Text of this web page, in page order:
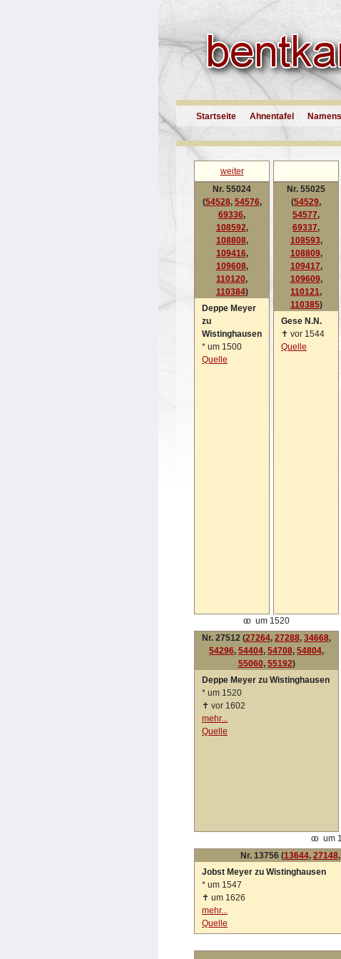
Startseite Ahnentafel
weiter
Nr. 55024
(54528, 54576,
69336,
108592,
108808,
109416,
109608,
110120,
110384)
Deppe Meyer
zu
Wistinghausen
* um 1500
Quelle
Nr. 55025
(54529,
54577,
69337,
108593,
108809,
109417,
109609,
110121,
110385)
Gese N.N.
✝ vor 1544
Quelle
oo um 1520
Nr. 27512 (27264, 27288, 34668,
54296, 54404, 54708, 54804,
55060, 55192)
Deppe Meyer zu Wistinghausen
* um 1520
✝ vor 1602
mehr...
Quelle
oo um
Nr. 13756 (13644, 27148,
Jobst Meyer zu Wistinghausen
* um 1547
✝ um 1626
mehr...
Quelle